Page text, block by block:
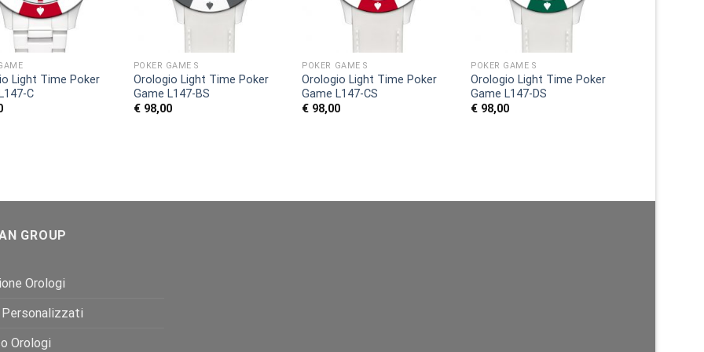
Light Time Poker
C
POKER GAME S
Orologio Light Time Poker
Game L147-BS
€98,00
POKER GAME S
Orologio Light Time Poker
Game L147-CS
€ 98,00
POKER GAME S
Orologio Light Time Poker
Game L147-DS
€ 98,00
GROUP
Orologi
Orologi